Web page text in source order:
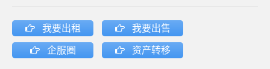
我要出租 我要出售
企服圈 资产转移